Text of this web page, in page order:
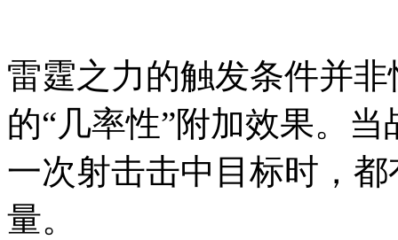
雷霆之力的触发条件并
的“几率性”附加效果。
一次射击击中目标时，
量。